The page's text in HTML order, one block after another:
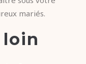
mariés.
loin